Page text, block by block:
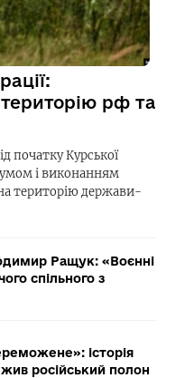
рф та
початку Курської
і виконанням
на територію держави-
Ращук: «Воєнні
спільного з
історія
російський полон